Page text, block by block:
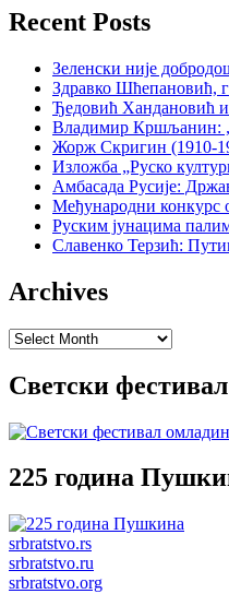
Recent Posts
Зеленски није
Здравко Шћепановић,
Ђедовић Хандановић
Владимир Кршљанин:
Жорж Скригин (1910-
Изложба „Руско
Амбасада Русије:
Међународни конкурс
Руским јунацима
Славенко Терзић:
Archives
Archives
Светски
225 година
srbratstvo.rs
srbratstvo.ru
srbratstvo.org